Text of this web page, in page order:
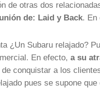
de otras dos
de: Laid y Back. En
¿Un Subaru relajado?
En efecto, a su
de conquistar a los
pues se supone